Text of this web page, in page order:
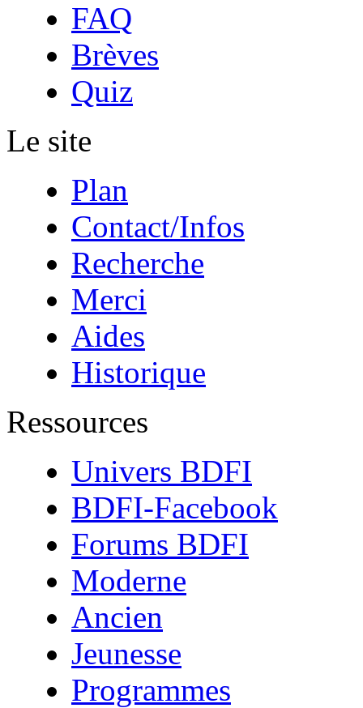
FAQ
Brèves
Quiz
Le site
Plan
Contact/Infos
Recherche
Merci
Aides
Historique
Ressources
Univers BDFI
BDFI-Facebook
Forums BDFI
Moderne
Ancien
Jeunesse
Programmes